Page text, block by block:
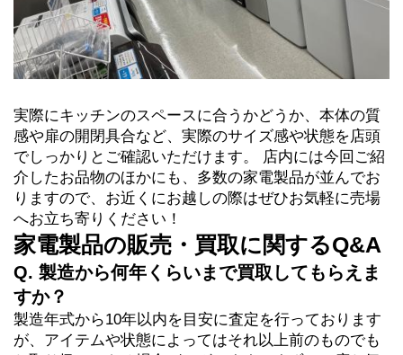
実際にキッチンのスペースに合うかどうか、本体の質
感や扉の開閉具合など、実際のサイズ感や状態を店頭
でしっかりとご確認いただけます。 店内には今回ご紹
介したお品物のほかにも、多数の家電製品が並んでお
りますので、お近くにお越しの際はぜひお気軽に売場
へお立ち寄りください！
家電製品の販売・買取に関するQ&A
Q. 製造から何年くらいまで買取してもらえま
すか？
製造年式から10年以内を目安に査定を行っております
が、アイテムや状態によってはそれ以上前のものでも